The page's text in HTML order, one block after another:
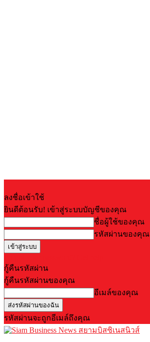
ลงชื่อเข้าใช้
ยินดีต้อนรับ! เข้าสู่ระบบบัญชีของคุณ
ชื่อผู้ใช้ของคุณ
รหัสผ่านของคุณ
กู้คืนรหัสผ่าน
กู้คืนรหัสผ่านของคุณ
อีเมล์ของคุณ
รหัสผ่านจะถูกอีเมล์ถึงคุณ
สยามบิสซิเนสนิวส์